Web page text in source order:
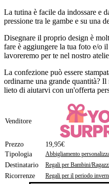
La tutina è facile da indossare e
pressione tra le gambe e su una
Disegnare il proprio design è
fare è aggiungere la tua foto e/o
lavoreremo per te nel nostro
La confezione può essere
ordinarne una grande quantità?
lieto di aiutarvi con un'offerta
Venditore
Prezzo
19,95€
Tipologia
Abbigliamento
Destinatario Regali per Bambini/
Ricorrenze Regali per il periodo